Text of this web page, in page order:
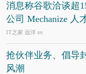
消息称谷歌洽谈超
公司 Mechanize 人
IT之家 远洋 8/6
抢伙伴业务、倡导
风潮